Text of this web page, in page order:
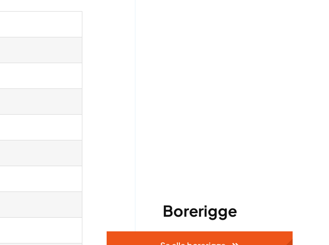
Borerigge